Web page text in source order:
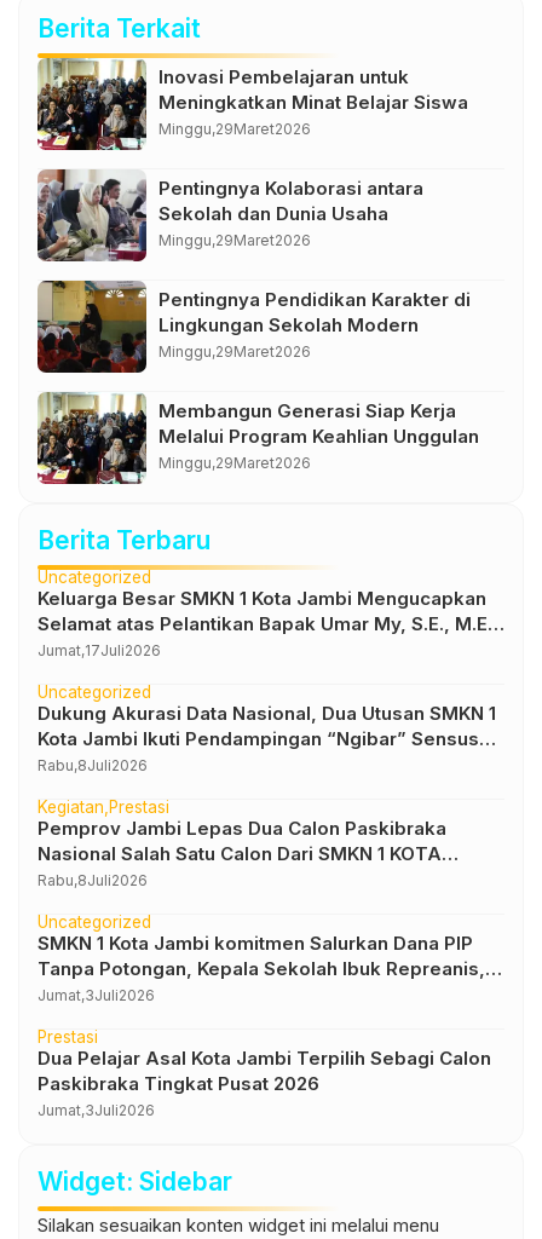
“Ngibar” Sensus
Ekonomi 2026
Berita Terkait
Inovasi Pembelajaran untuk
Meningkatkan Minat Belajar Siswa
Minggu,29Maret2026
Pentingnya Kolaborasi antara
Sekolah dan Dunia Usaha
Minggu,29Maret2026
Pentingnya Pendidikan Karakter di
Lingkungan Sekolah Modern
Minggu,29Maret2026
Membangun Generasi Siap Kerja
Melalui Program Keahlian Unggulan
Minggu,29Maret2026
Berita Terbaru
Uncategorized
Keluarga Besar SMKN 1 Kota Jambi Mengucapkan
Selamat atas Pelantikan Bapak Umar My, S.E., M.E.
sebagai Kepala Dinas Pendidikan Provinsi Jambi
Jumat,17Juli2026
Uncategorized
Dukung Akurasi Data Nasional, Dua Utusan SMKN 1
Kota Jambi Ikuti Pendampingan “Ngibar” Sensus
Ekonomi 2026
Rabu,8Juli2026
Kegiatan Prestasi
Pemprov Jambi Lepas Dua Calon Paskibraka
Nasional Salah Satu Calon Dari SMKN 1 KOTA
JAMBI
Rabu,8Juli2026
Uncategorized
SMKN 1 Kota Jambi komitmen Salurkan Dana PIP
Tanpa Potongan, Kepala Sekolah Ibuk Repreanis,
S.Pd., M.Pd : PIP Hak Siswa, Tak Boleh Dipotong
Jumat,3Juli2026
Prestasi
Dua Pelajar Asal Kota Jambi Terpilih Sebagi Calon
Paskibraka Tingkat Pusat 2026
Jumat,3Juli2026
Widget: Sidebar
Silakan sesuaikan konten widget ini melalui menu